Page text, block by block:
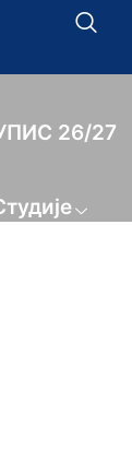
26/27